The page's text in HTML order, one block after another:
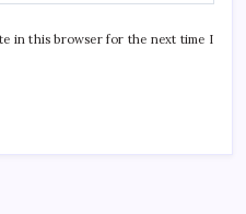
in this browser for the next time I